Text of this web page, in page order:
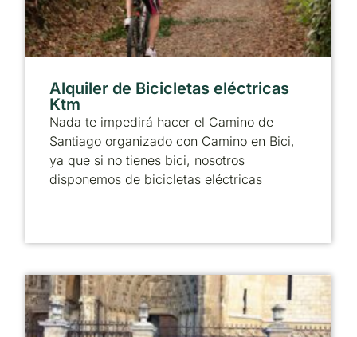
Alquiler de Bicicletas eléctricas
Ktm
Nada te impedirá hacer el Camino de
Santiago organizado con Camino en Bici,
ya que si no tienes bici, nosotros
disponemos de bicicletas eléctricas